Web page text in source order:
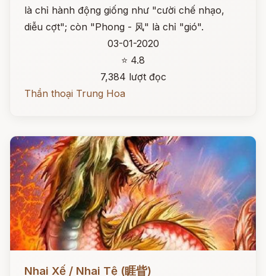
là chỉ hành động giống như "cười chế nhạo,
diễu cợt"; còn "Phong - 风" là chỉ "gió".
03-01-2020
⭐ 4.8
7,384 lượt đọc
Thần thoại Trung Hoa
Nhai Xế / Nhai Tệ (睚眥)